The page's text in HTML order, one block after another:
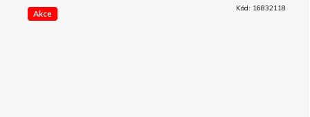
Akce
Kód: 16832118